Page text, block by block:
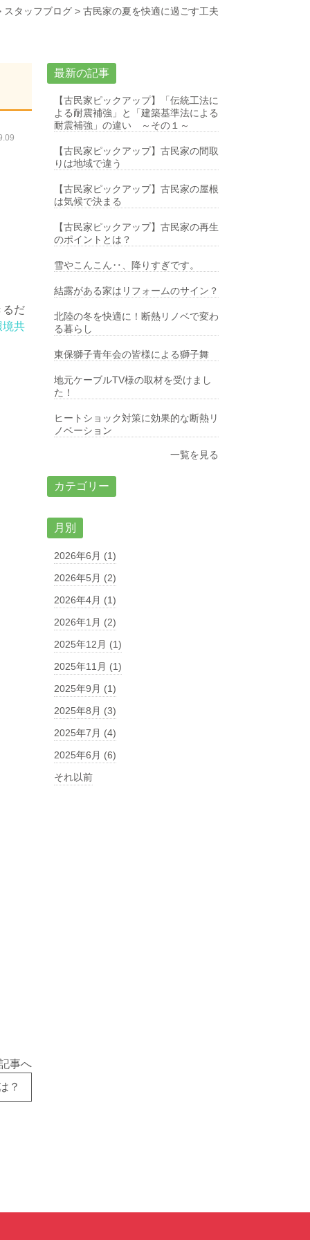
スタッフブログ > 古民家の夏を快適に過ごす工夫
るだ
境共
事へ
？
最新の記事
【古民家ピックアップ】「伝統工法に
よる耐震補強」と「建築基準法による
耐震補強」の違い ～その１～
【古民家ピックアップ】古民家の間取
りは地域で違う
【古民家ピックアップ】古民家の屋根
は気候で決まる
【古民家ピックアップ】古民家の再生
のポイントとは？
雪やこんこん‥、降りすぎです。
結露がある家はリフォームのサイン？
北陸の冬を快適に！断熱リノベで変わ
る暮らし
東保獅子青年会の皆様による獅子舞
地元ケーブルTV様の取材を受けまし
た！
ヒートショック対策に効果的な断熱リ
ノベーション
一覧を見る
カテゴリー
月別
2026年6月 (1)
2026年5月 (2)
2026年4月 (1)
2026年1月 (2)
2025年12月 (1)
2025年11月 (1)
2025年9月 (1)
2025年8月 (3)
2025年7月 (4)
2025年6月 (6)
それ以前